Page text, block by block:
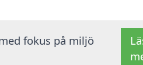
fokus på miljö